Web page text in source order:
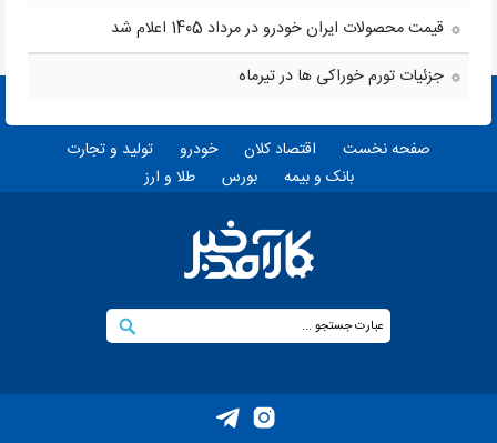
قیمت محصولات ایران خودرو در مرداد 1405 اعلام شد
جزئیات تورم خوراکی ها در تیرماه
صفحه نخست اقتصاد کلان خودرو
تولید و تجارت
بانک و بیمه
بورس طلا و ارز